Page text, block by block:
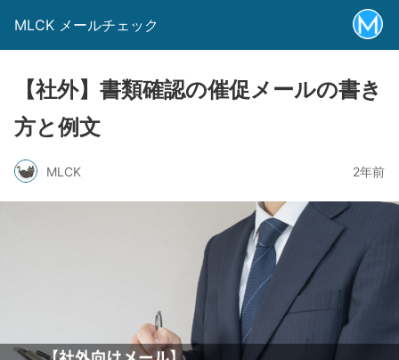
MLCK メールチェック
【社外】書類確認の催促メールの書き
方と例文
MLCK 2年前